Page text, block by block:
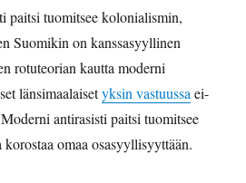
paitsi tuomitsee kolonialismin,
Suomikin on kanssasyyllinen
rotuteorian kautta moderni
länsimaalaisetyksin vastuussa ei-
antirasisti paitsi tuomitsee
omaa osasyyllisyyttään.